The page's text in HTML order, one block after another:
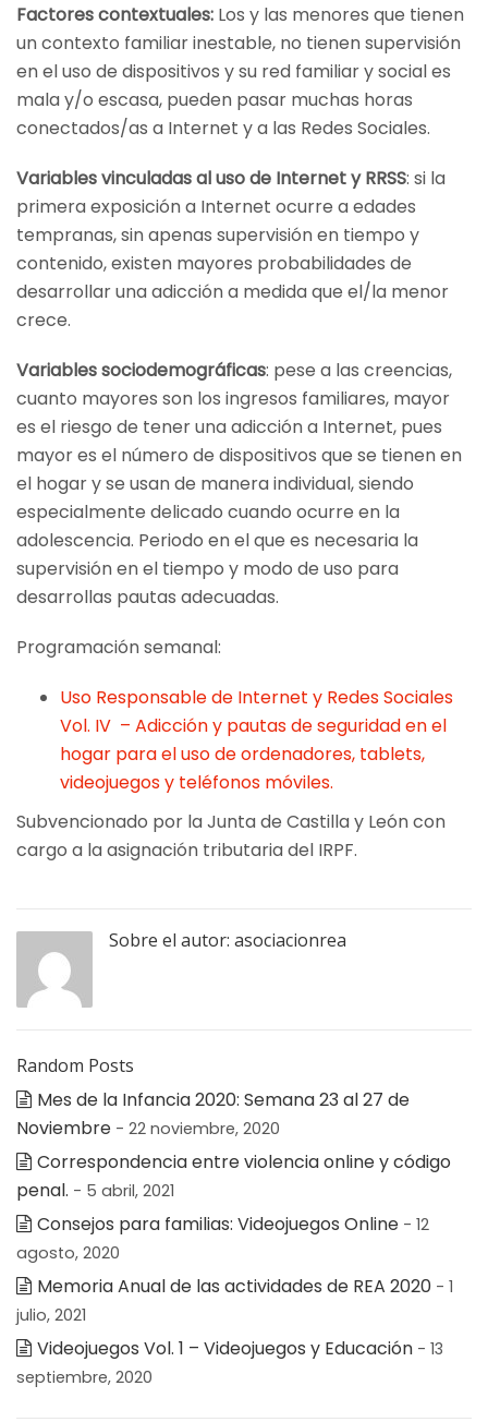
Factores contextuales: Los y las menores que tienen
un contexto familiar inestable, no tienen supervisión
en el uso de dispositivos y su red familiar y social es
mala y/o escasa, pueden pasar muchas horas
conectados/as a Internet y a las Redes Sociales.
Variables vinculadas al uso de Internet y RRSS: si la
primera exposición a Internet ocurre a edades
tempranas, sin apenas supervisión en tiempo y
contenido, existen mayores probabilidades de
desarrollar una adicción a medida que el/la menor
crece.
Variables sociodemográficas: pese a las creencias,
cuanto mayores son los ingresos familiares, mayor
es el riesgo de tener una adicción a Internet, pues
mayor es el número de dispositivos que se tienen en
el hogar y se usan de manera individual, siendo
especialmente delicado cuando ocurre en la
adolescencia. Periodo en el que es necesaria la
supervisión en el tiempo y modo de uso para
desarrollas pautas adecuadas.
Programación semanal:
Uso Responsable de Internet y Redes Sociales
Vol. IV – Adicción y pautas de seguridad en el
hogar para el uso de ordenadores, tablets,
videojuegos y teléfonos móviles.
Subvencionado por la Junta de Castilla y León con
cargo a la asignación tributaria del IRPF.
Sobre el autor: asociacionrea
Random Posts
Mes de la Infancia 2020: Semana 23 al 27 de
Noviembre - 22 noviembre, 2020
Correspondencia entre violencia online y código
penal. - 5 abril, 2021
Consejos para familias: Videojuegos Online - 12
agosto, 2020
Memoria Anual de las actividades de REA 2020 - 1
julio, 2021
Videojuegos Vol. 1 – Videojuegos y Educación - 13
septiembre, 2020